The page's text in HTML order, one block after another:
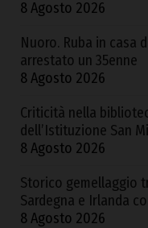
8 Agosto 2026
Nuoro. Ruba in casa
arrestato un 35enne
8 Agosto 2026
Criticità nella
dell’Istituzione San
8 Agosto 2026
Storico gemellaggio
Sardegna e Irlanda
8 Agosto 2026